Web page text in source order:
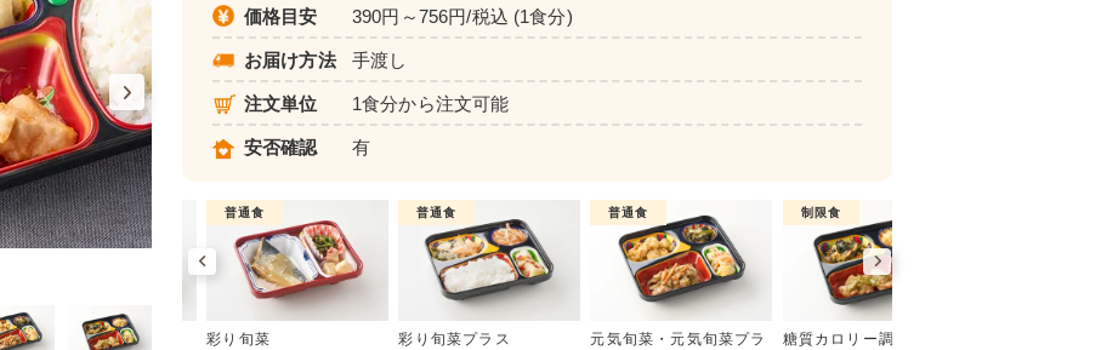
彩り旬菜 彩り旬菜プラス
価格目安 390円～756円/税込 (1食分)
お届け方法 手渡し
注文単位 1食分から注文可能
安否確認 有
介護食
ムース食
普通食
彩り旬菜
普通食
彩り旬菜プラス
普通食
元気旬菜・元気旬菜プラ
制限食
糖質カロリー調整食